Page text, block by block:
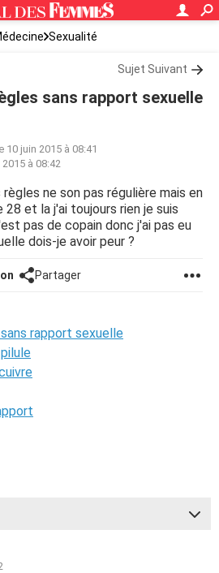
Sexualité
Sujet Suivant
sans rapport sexuelle
10 juin 2015 à 08:41
2015 à 08:42
règles ne son pas régulière mais en
28 et la j'ai toujours rien je suis
pas de copain donc j'ai pas eu
dois-je avoir peur ?
Partager
rapport sexuelle